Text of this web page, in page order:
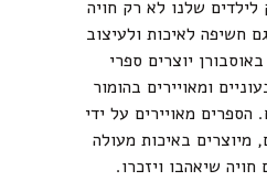
לילדים שלנו לא רק חויה
חשיפה לאיכות ולעיצוב
יוצרים ספרי
ומאויירים בהומור
מאויירים על ידי
מיוצרים באיכות מעולה
חויה שיאהבו ויזכרו.